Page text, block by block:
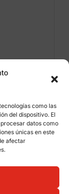
como las
del dispositivo. El
datos como
únicas en este
afectar